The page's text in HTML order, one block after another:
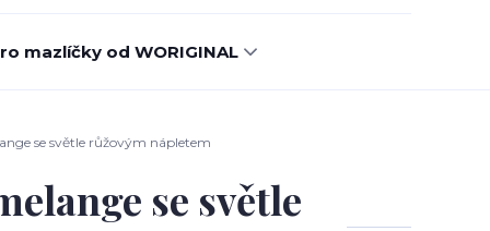
mazlíčky od WORIGINAL
se světle růžovým nápletem
se světle